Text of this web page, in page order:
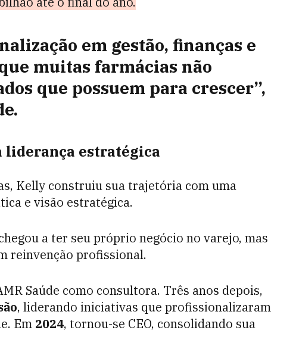
em gestão, finanças e
muitas farmácias não
que possuem para crescer”,
liderança estratégica
Kelly construiu sua trajetória com uma
e visão estratégica.
a ter seu próprio negócio no varejo, mas
reinvenção profissional.
Saúde como consultora. Três anos depois,
, liderando iniciativas que profissionalizaram
Em 2024, tornou-se CEO, consolidando sua